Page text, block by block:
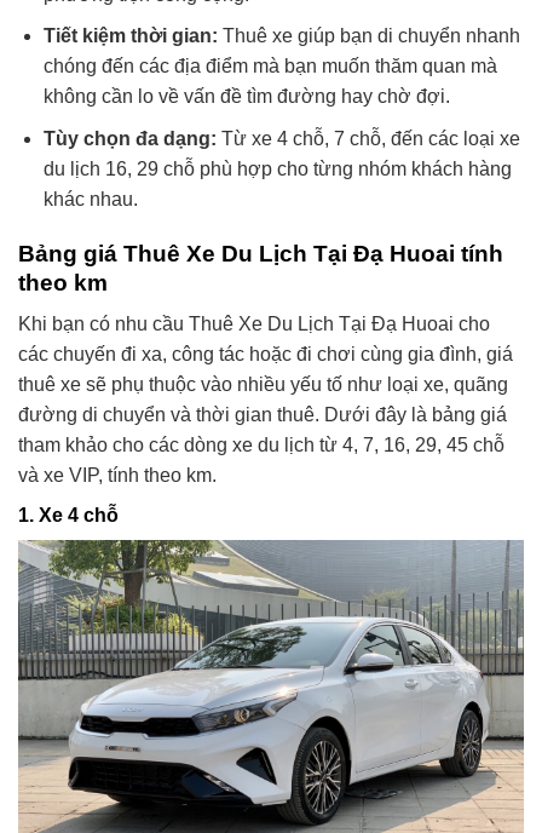
Tiết kiệm thời gian: Thuê xe giúp bạn di chuyển nhanh
chóng đến các địa điểm mà bạn muốn thăm quan mà
không cần lo về vấn đề tìm đường hay chờ đợi.
Tùy chọn đa dạng: Từ xe 4 chỗ, 7 chỗ, đến các loại xe
du lịch 16, 29 chỗ phù hợp cho từng nhóm khách hàng
khác nhau.
Bảng giá Thuê Xe Du Lịch Tại Đạ Huoai tính
theo km
Khi bạn có nhu cầu Thuê Xe Du Lịch Tại Đạ Huoai cho
các chuyến đi xa, công tác hoặc đi chơi cùng gia đình, giá
thuê xe sẽ phụ thuộc vào nhiều yếu tố như loại xe, quãng
đường di chuyển và thời gian thuê. Dưới đây là bảng giá
tham khảo cho các dòng xe du lịch từ 4, 7, 16, 29, 45 chỗ
và xe VIP, tính theo km.
1. Xe 4 chỗ